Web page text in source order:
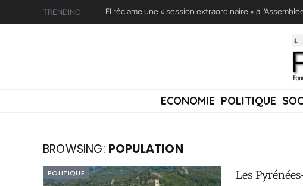
TRENDING
ECONOMIE POLITIQUE
BROWSING: POPULATION
POLITIQUE Les